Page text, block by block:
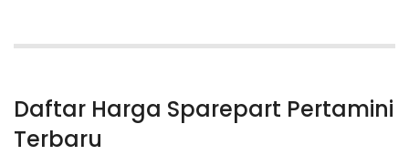
Daftar Harga Sparepart Pertamini
Terbaru